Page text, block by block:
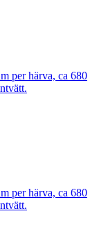
per härva, ca 680
per härva, ca 680